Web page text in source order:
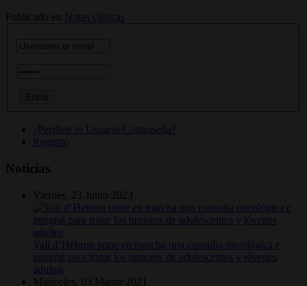
Publicado en
Notas clínicas
¿Perdiste tu Usuario/Contraseña?
Registro
Noticias
Viernes, 23 Junio 2023
Vall d’Hebron pone en marcha una consulta oncológica e
integral para tratar los tumores de adolescentes y jóvenes
adultos
Miércoles, 03 Marzo 2021